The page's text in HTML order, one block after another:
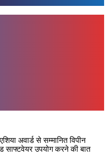
अवार्ड से सम्मानित विपीन
उपयोग करने की बात